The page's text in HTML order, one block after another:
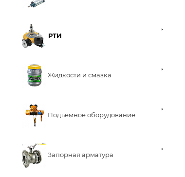
РТИ
Жидкости и смазка
Подъемное оборудование
Запорная арматура